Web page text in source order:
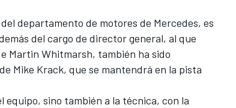
departamento de motores de Mercedes, es
del cargo de director general, al que
Martin Whitmarsh, también ha sido
Mike Krack, que se mantendrá en la pista
sino también a la técnica, con la